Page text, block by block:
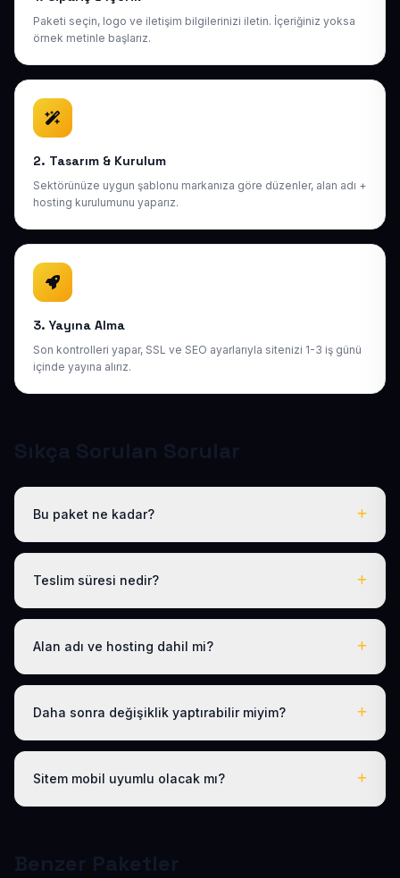
Paketi seçin, logo ve iletişim bilgilerinizi iletin. İçeriğiniz yoksa
örnek metinle başlarız.
2. Tasarım & Kurulum
Sektörünüze uygun şablonu markanıza göre düzenler, alan adı +
hosting kurulumunu yaparız.
3. Yayına Alma
Son kontrolleri yapar, SSL ve SEO ayarlarıyla sitenizi 1-3 iş günü
içinde yayına alırız.
Sıkça Sorulan Sorular
Bu paket ne kadar?
Tüm sektörel paketlerimiz gibi Hazır Dernek Sitesi de
alan adı, hosting, SSL ve temel SEO dahildir; gizli ücret
yoktur.
Teslim süresi nedir?
Logo, iletişim ve tanıtım metinlerinizi ilettikten sonra
Alan adı ve hosting dahil mi?
Evet. Yıllık paket ücretine ücretsiz .com.tr alan adı ve
Daha sonra değişiklik yaptırabilir miyim?
Evet. Teslimden sonra ilk 30 gün ücretsiz revizyon
destek sağlıyoruz. Sonraki yıllarda da uygun bakım
paketlerimiz mevcuttur.
Sitem mobil uyumlu olacak mı?
Google mobil sıralamasına uygundur.
Benzer Paketler